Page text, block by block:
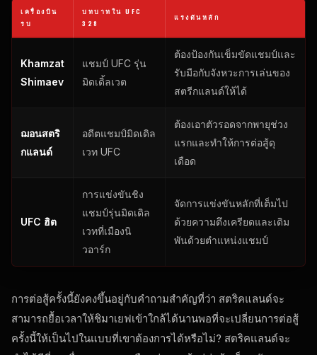
เครื่องบิน
รบ
บทบาทใน UFC
328
แรงดันหลัก
Khamzat
Shimaev
แชมป์ UFC รุ่น
มิดเดิ้ลเวต
ต้องป้องกันเข็มขัดแชมป์และ
รับมือกับจังหวะการเล่นของ
สตรีกแลนด์ให้ได้
ฌอนสตริ
กแลนด์
อดีตแชมป์มิดเดิล
เวท UFC
ต้องเอาตัวรอดจากพายุช่วง
แรกและทำให้การต่อสู้ดุ
เดือด
UFC ฮิต
การแข่งขันชิง
แชมป์รุ่นมิดเดิล
เวทที่เมืองนิ
วอาร์ก
จัดการแข่งขันหลักที่เต็มไป
ด้วยความตึงเครียดและเดิม
พันด้วยตำแหน่งแชมป์
การต่อสู้ครั้งนี้ยังคงขึ้นอยู่กับคำถามสำคัญที่ว่า สตริคแลนด์จะ
สามารถยื้อเวลาให้ชิมาเยฟเข้าใกล้ได้นานพอที่จะเปลี่ยนการต่อสู้
ครั้งนี้ให้เป็นไปในแบบที่เขาต้องการได้หรือไม่? สตริคแลนด์จะ